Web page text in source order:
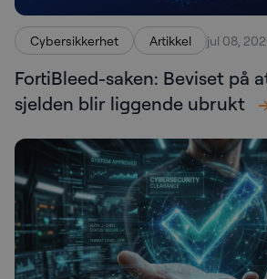
Cybersikkerhet Artikkel jul 08,
FortiBleed-saken: Beviset på
sjelden blir liggende ubrukt